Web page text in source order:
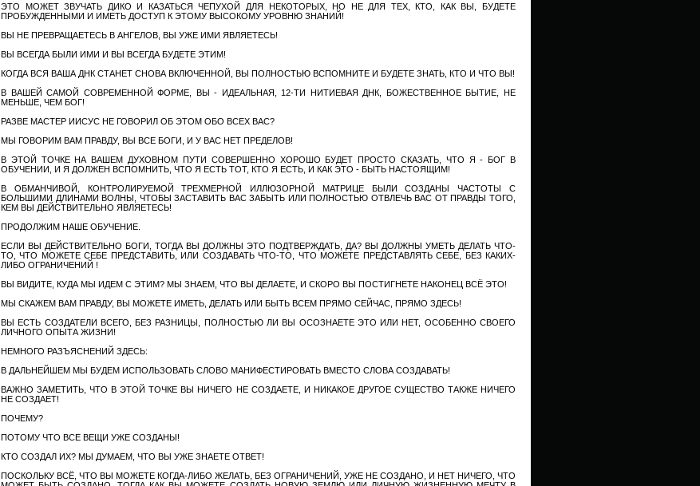
ЭТО МОЖЕТ ЗВУЧАТЬ ДИКО И КАЗАТЬСЯ ЧЕПУХОЙ ДЛЯ НЕКОТОРЫХ, НО НЕ ДЛЯ ТЕХ, КТО, КАК ВЫ, БУДЕТЕ
ПРОБУЖДЕННЫМИ И ИМЕТЬ ДОСТУП К ЭТОМУ ВЫСОКОМУ УРОВНЮ ЗНАНИЙ!
ВЫ НЕ ПРЕВРАЩАЕТЕСЬ В АНГЕЛОВ, ВЫ УЖЕ ИМИ ЯВЛЯЕТЕСЬ!
ВЫ ВСЕГДА БЫЛИ ИМИ И ВЫ ВСЕГДА БУДЕТЕ ЭТИМ!
КОГДА ВСЯ ВАША ДНК СТАНЕТ СНОВА ВКЛЮЧЕННОЙ, ВЫ ПОЛНОСТЬЮ ВСПОМНИТЕ И БУДЕТЕ ЗНАТЬ, КТО И ЧТО ВЫ!
В ВАШЕЙ САМОЙ СОВРЕМЕННОЙ ФОРМЕ, ВЫ - ИДЕАЛЬНАЯ, 12-ТИ НИТИЕВАЯ ДНК, БОЖЕСТВЕННОЕ БЫТИЕ, НЕ
МЕНЬШЕ, ЧЕМ БОГ!
РАЗВЕ МАСТЕР ИИСУС НЕ ГОВОРИЛ ОБ ЭТОМ ОБО ВСЕХ ВАС?
МЫ ГОВОРИМ ВАМ ПРАВДУ, ВЫ ВСЕ БОГИ, И У ВАС НЕТ ПРЕДЕЛОВ!
В ЭТОЙ ТОЧКЕ НА ВАШЕМ ДУХОВНОМ ПУТИ СОВЕРШЕННО ХОРОШО БУДЕТ ПРОСТО СКАЗАТЬ, ЧТО Я - БОГ В
ОБУЧЕНИИ, И Я ДОЛЖЕН ВСПОМНИТЬ, ЧТО Я ЕСТЬ ТОТ, КТО Я ЕСТЬ, И КАК ЭТО - БЫТЬ НАСТОЯЩИМ!
В ОБМАНЧИВОЙ, КОНТРОЛИРУЕМОЙ ТРЕХМЕРНОЙ ИЛЛЮЗОРНОЙ МАТРИЦЕ БЫЛИ СОЗДАНЫ ЧАСТОТЫ С
БОЛЬШИМИ ДЛИНАМИ ВОЛНЫ, ЧТОБЫ ЗАСТАВИТЬ ВАС ЗАБЫТЬ ИЛИ ПОЛНОСТЬЮ ОТВЛЕЧЬ ВАС ОТ ПРАВДЫ ТОГО,
КЕМ ВЫ ДЕЙСТВИТЕЛЬНО ЯВЛЯЕТЕСЬ!
ПРОДОЛЖИМ НАШЕ ОБУЧЕНИЕ.
ЕСЛИ ВЫ ДЕЙСТВИТЕЛЬНО БОГИ, ТОГДА ВЫ ДОЛЖНЫ ЭТО ПОДТВЕРЖДАТЬ, ДА? ВЫ ДОЛЖНЫ УМЕТЬ ДЕЛАТЬ ЧТО-
ТО, ЧТО МОЖЕТЕ СЕБЕ ПРЕДСТАВИТЬ, ИЛИ СОЗДАВАТЬ ЧТО-ТО, ЧТО МОЖЕТЕ ПРЕДСТАВЛЯТЬ СЕБЕ, БЕЗ КАКИХ-
ЛИБО ОГРАНИЧЕНИЙ !
ВЫ ВИДИТЕ, КУДА МЫ ИДЕМ С ЭТИМ? МЫ ЗНАЕМ, ЧТО ВЫ ДЕЛАЕТЕ, И СКОРО ВЫ ПОСТИГНЕТЕ НАКОНЕЦ ВСЁ ЭТО!
МЫ СКАЖЕМ ВАМ ПРАВДУ, ВЫ МОЖЕТЕ ИМЕТЬ, ДЕЛАТЬ ИЛИ БЫТЬ ВСЕМ ПРЯМО СЕЙЧАС, ПРЯМО ЗДЕСЬ!
ВЫ ЕСТЬ СОЗДАТЕЛИ ВСЕГО, БЕЗ РАЗНИЦЫ, ПОЛНОСТЬЮ ЛИ ВЫ ОСОЗНАЕТЕ ЭТО ИЛИ НЕТ, ОСОБЕННО СВОЕГО
ЛИЧНОГО ОПЫТА ЖИЗНИ!
НЕМНОГО РАЗЪЯСНЕНИЙ ЗДЕСЬ:
В ДАЛЬНЕЙШЕМ МЫ БУДЕМ ИСПОЛЬЗОВАТЬ СЛОВО МАНИФЕСТИРОВАТЬ ВМЕСТО СЛОВА СОЗДАВАТЬ!
ВАЖНО ЗАМЕТИТЬ, ЧТО В ЭТОЙ ТОЧКЕ ВЫ НИЧЕГО НЕ СОЗДАЕТЕ, И НИКАКОЕ ДРУГОЕ СУЩЕСТВО ТАКЖЕ НИЧЕГО
НЕ СОЗДАЕТ!
ПОЧЕМУ?
ПОТОМУ ЧТО ВСЕ ВЕЩИ УЖЕ СОЗДАНЫ!
КТО СОЗДАЛ ИХ? МЫ ДУМАЕМ, ЧТО ВЫ УЖЕ ЗНАЕТЕ ОТВЕТ!
ПОСКОЛЬКУ ВСЁ, ЧТО ВЫ МОЖЕТЕ КОГДА-ЛИБО ЖЕЛАТЬ, БЕЗ ОГРАНИЧЕНИЙ, УЖЕ НЕ СОЗДАНО, И НЕТ НИЧЕГО, ЧТО